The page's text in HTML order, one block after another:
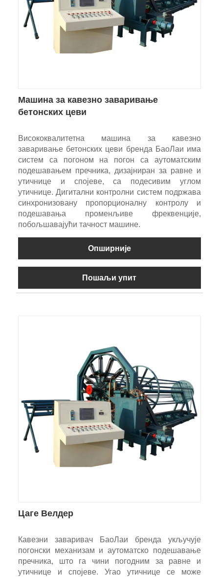
Машина за кавезно заваривање
бетонских цеви
Висококвалитетна машина за кавезно
заваривање бетонских цеви бренда БаоЛаи има
систем са погоном на погон са аутоматским
подешавањем пречника, дизајниран за равне и
утичнице и спојеве, са подесивим углом
утичнице. Дигитални контролни систем подржава
синхронизовану пропорционалну контролу и
подешавања променљиве фреквенције,
побољшавајући тачност машине.
Опширније
Пошаљи упит
Цаге Велдер
Кавезни заваривач БаоЛаи бренда укључује
погонски механизам и аутоматско подешавање
пречника, што га чини погодним за равне и
утичнице и спојеве. Угао утичнице се може